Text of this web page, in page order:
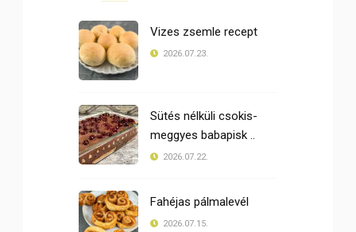
Vizes zsemle recept
2026.07.23.
Sütés nélküli csokis-
meggyes babapisk ..
2026.07.22.
Fahéjas pálmalevél
2026.07.15.